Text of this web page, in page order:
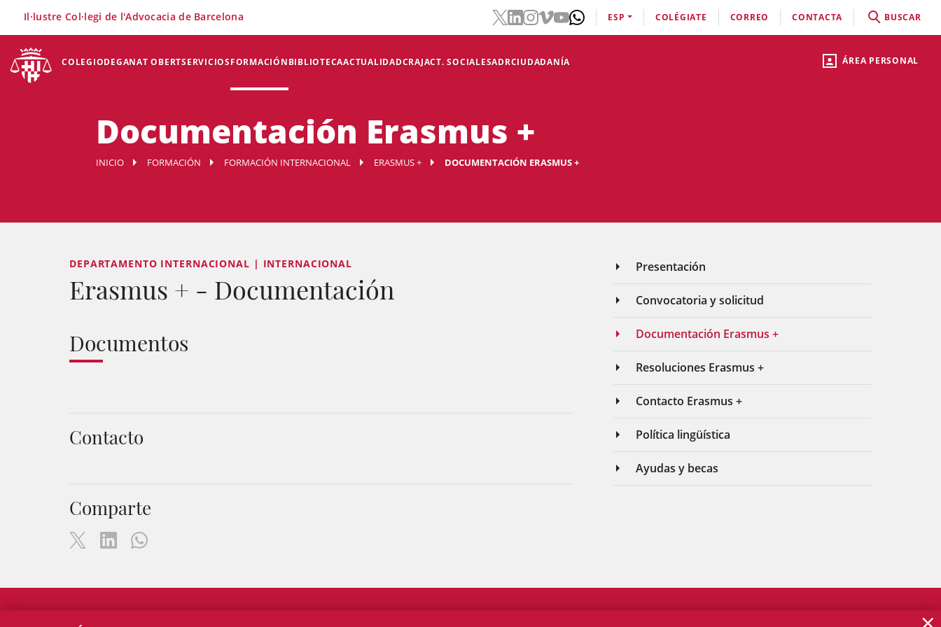
ÁREA PERSONAL
COLEGIODEGANAT OBERTSERVICIOSFORMACIÓNBIBLIOTECAACTUALIDADCRAJACT. SOCIALESADRCIUDADANÍA
Il·lustre Col·legi de l'Advocacia de Barcelona ESP COLÉGIATE CORREO CONTACTA BUSCAR
Documentación Erasmus +
INICIO FORMACIÓN FORMACIÓN INTERNACIONAL ERASMUS + DOCUMENTACIÓN ERASMUS +
Presentación
Convocatoria y solicitud
Documentación Erasmus +
Resoluciones Erasmus +
Contacto Erasmus +
Política lingüística
Ayudas y becas
DEPARTAMENTO INTERNACIONAL | INTERNACIONAL
Erasmus + - Documentación
Documentos
Contacto
Comparte